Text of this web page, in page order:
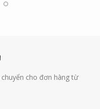
cho đơn hàng từ